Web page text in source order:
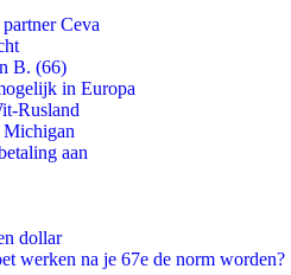
Ceva
B. (66)
in Europa
Rusland
Michigan
aan
dollar
werken na je 67e de norm worden?